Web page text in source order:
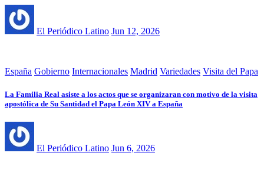
El Periódico Latino Jun 12, 2026
España Gobierno Internacionales Madrid Variedades Visita del Papa
La Familia Real asiste a los actos que se organizaran con motivo de la visita
apostólica de Su Santidad el Papa León XIV a España
El Periódico Latino Jun 6, 2026